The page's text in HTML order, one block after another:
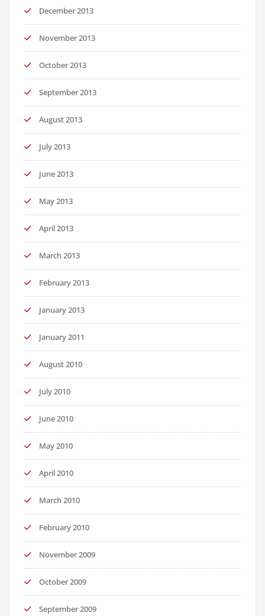
December 2013
November 2013
October 2013
September 2013
August 2013
July 2013
June 2013
May 2013
April 2013
March 2013
February 2013
January 2013
January 2011
August 2010
July 2010
June 2010
May 2010
April 2010
March 2010
February 2010
November 2009
October 2009
September 2009